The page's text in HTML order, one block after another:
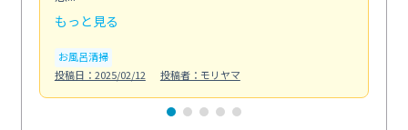
もっと見る
お風呂清掃
投稿日：2025/02/12
投稿者：モリヤマ